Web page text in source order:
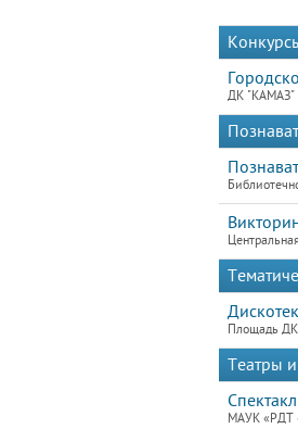
ДК "КАМАЗ"
Площадь
Театры
МАУК «РДТ